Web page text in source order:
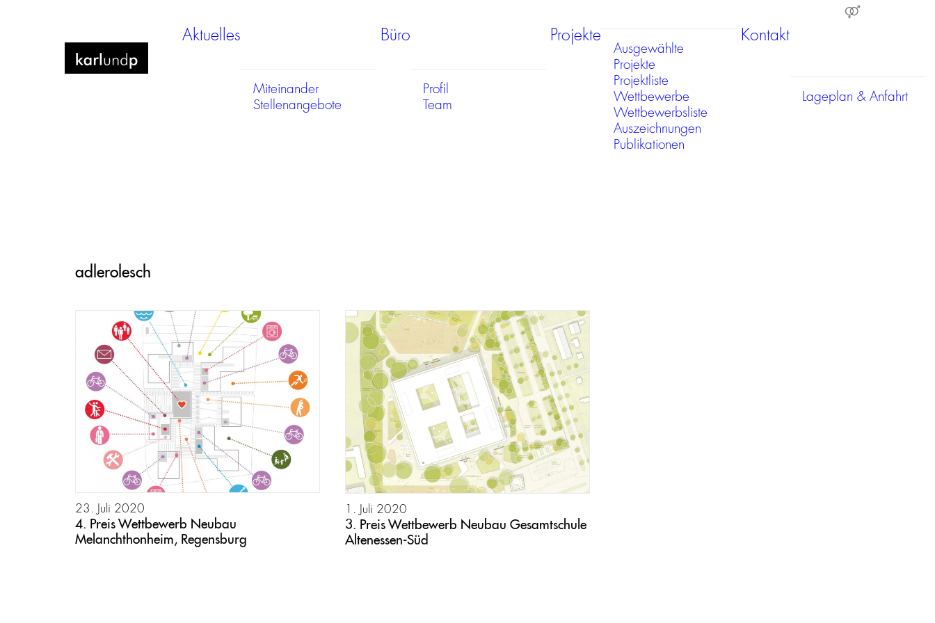
Aktuelles
Miteinander
Stellenangebote
Büro
Profil
Team
Projekte
Ausgewählte
Projekte
Projektliste
Wettbewerbe
Wettbewerbsliste
Auszeichnungen
Publikationen
Kontakt
Lageplan & Anfahrt
adlerolesch
23. Juli 2020
4. Preis Wettbewerb Neubau
Melanchthonheim, Regensburg
1. Juli 2020
3. Preis Wettbewerb Neubau Gesamtschule
Altenessen-Süd